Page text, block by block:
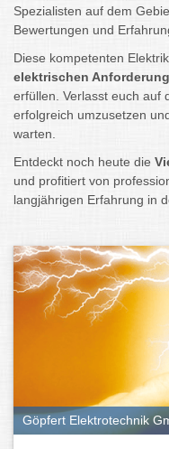
Spezialisten auf dem
Bewertungen und
Diese kompetenten
elektrischen
erfüllen. Verlasst euch auf
erfolgreich umzusetzen
warten.
Entdeckt noch heute die
und profitiert von
langjährigen Erfahrung in
Göpfert Elektrotechnik